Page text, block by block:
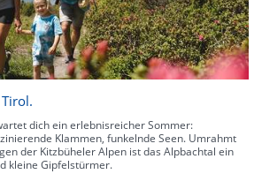
dich ein erlebnisreicher Sommer:
Klammen, funkelnde Seen. Umrahmt
der Kitzbüheler Alpen ist das Alpbachtal ein
kleine Gipfelstürmer.